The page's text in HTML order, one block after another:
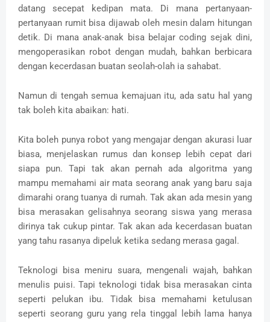
datang secepat kedipan mata. Di mana pertanyaan-
pertanyaan rumit bisa dijawab oleh mesin dalam hitungan
detik. Di mana anak-anak bisa belajar coding sejak dini,
mengoperasikan robot dengan mudah, bahkan berbicara
dengan kecerdasan buatan seolah-olah ia sahabat.
Namun di tengah semua kemajuan itu, ada satu hal yang
tak boleh kita abaikan: hati.
Kita boleh punya robot yang mengajar dengan akurasi luar
biasa, menjelaskan rumus dan konsep lebih cepat dari
siapa pun. Tapi tak akan pernah ada algoritma yang
mampu memahami air mata seorang anak yang baru saja
dimarahi orang tuanya di rumah. Tak akan ada mesin yang
bisa merasakan gelisahnya seorang siswa yang merasa
dirinya tak cukup pintar. Tak akan ada kecerdasan buatan
yang tahu rasanya dipeluk ketika sedang merasa gagal.
Teknologi bisa meniru suara, mengenali wajah, bahkan
menulis puisi. Tapi teknologi tidak bisa merasakan cinta
seperti pelukan ibu. Tidak bisa memahami ketulusan
seperti seorang guru yang rela tinggal lebih lama hanya